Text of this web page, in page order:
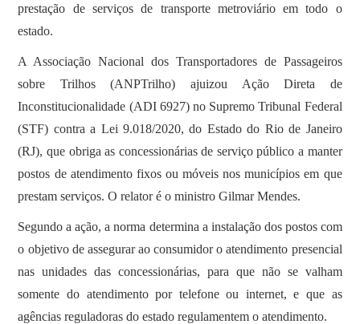
prestação de serviços de transporte metroviário em todo o
estado.
A Associação Nacional dos Transportadores de Passageiros
sobre Trilhos (ANPTrilho) ajuizou Ação Direta de
Inconstitucionalidade (ADI 6927) no Supremo Tribunal Federal
(STF) contra a Lei 9.018/2020, do Estado do Rio de Janeiro
(RJ), que obriga as concessionárias de serviço público a manter
postos de atendimento fixos ou móveis nos municípios em que
prestam serviços. O relator é o ministro Gilmar Mendes.
Segundo a ação, a norma determina a instalação dos postos com
o objetivo de assegurar ao consumidor o atendimento presencial
nas unidades das concessionárias, para que não se valham
somente do atendimento por telefone ou internet, e que as
agências reguladoras do estado regulamentem o atendimento.